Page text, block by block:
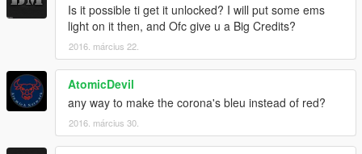
Is it possible ti get it unlocked? I will put some ems
light on it then, and Ofc give u a Big Credits?
2016. március 22.
AtomicDevil
any way to make the corona's bleu instead of red?
2016. március 30.